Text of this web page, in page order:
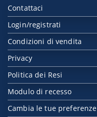
Contattaci
Login/registrati
Condizioni di vendita
Privacy
Politica dei Resi
Modulo di recesso
Cambia le tue preferenze